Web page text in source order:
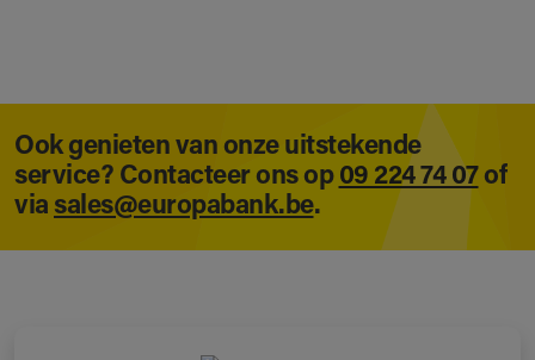
Ook genieten van onze uitstekende
service? Contacteer ons op 09 224 74 07of
via sales@europabank.be.